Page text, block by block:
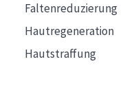
Faltenreduzierung
Hautregeneration
Hautstraffung